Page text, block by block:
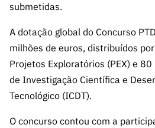
submetidas.
A dotação global do Concurso
milhões de euros, distribuídos
Projetos Exploratórios (PEX) e
de Investigação Científica e
Tecnológico (ICDT).
O concurso contou com a